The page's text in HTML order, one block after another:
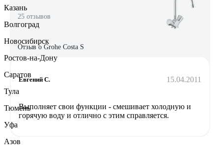
25 отзывов
Отзыв о Grohe Costa S
Eвгений С. 15.04.2011
Выполняет свои функции - смешивает холодную и
горячую воду и отлично с этим справляется.
Казань
Волгоград
Новосибирск
Ростов-на-Дону
Саратов
Тула
Тюмень
Уфа
Азов